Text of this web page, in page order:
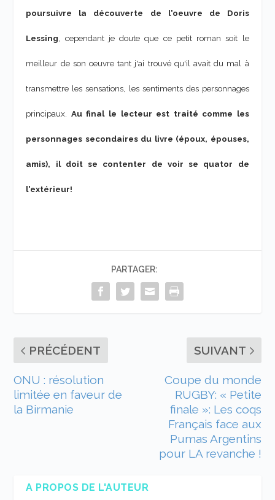
poursuivre la découverte de l'oeuvre de Doris
Lessing , cependant je doute que ce petit roman soit le
meilleur de son oeuvre tant j'ai trouvé qu'il avait du mal à
transmettre les sensations, les sentiments des personnages
principaux. Au final le lecteur est traité comme les
personnages secondaires du livre (époux, épouses,
amis), il doit se contenter de voir se quator de
l'extérieur!
PARTAGER:
PRÉCÉDENT
ONU : résolution
limitée en faveur de
la Birmanie
SUIVANT
Coupe du monde
RUGBY: « Petite
finale »: Les coqs
Français face aux
Pumas Argentins
pour LA revanche !
A PROPOS DE L'AUTEUR